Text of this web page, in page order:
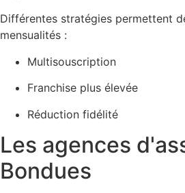
Différentes stratégies permettent
mensualités :
Multisouscription
Franchise plus élevée
Réduction fidélité
Les agences
Bondues